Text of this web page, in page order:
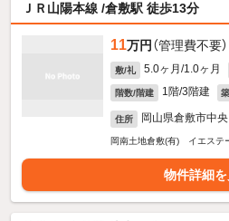
ＪＲ山陽本線 /倉敷駅 徒歩13分
11万円 （管理費不要）
敷/礼 5.0ヶ月/1.0ヶ月
階数/階建 1階/3階建
住所 岡山県倉敷市中
岡南土地倉敷(有) イエステ
物件詳細